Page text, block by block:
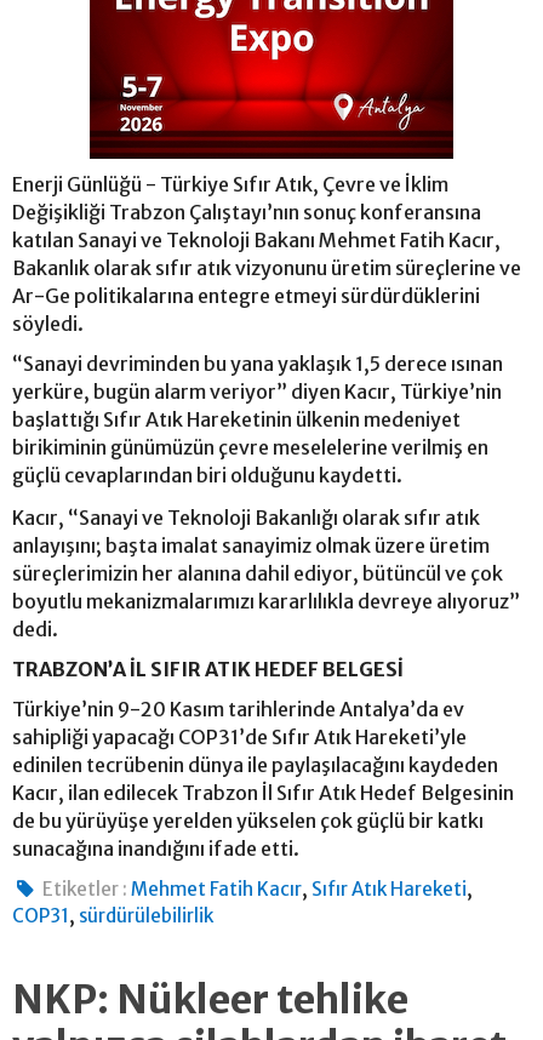
Enerji Günlüğü - Türkiye Sıfır Atık, Çevre ve İklim
Değişikliği Trabzon Çalıştayı’nın sonuç konferansına
katılan Sanayi ve Teknoloji Bakanı Mehmet Fatih Kacır,
Bakanlık olarak sıfır atık vizyonunu üretim süreçlerine ve
Ar-Ge politikalarına entegre etmeyi sürdürdüklerini
söyledi.
“Sanayi devriminden bu yana yaklaşık 1,5 derece ısınan
yerküre, bugün alarm veriyor” diyen Kacır, Türkiye’nin
başlattığı Sıfır Atık Hareketinin ülkenin medeniyet
birikiminin günümüzün çevre meselelerine verilmiş en
güçlü cevaplarından biri olduğunu kaydetti.
Kacır, “Sanayi ve Teknoloji Bakanlığı olarak sıfır atık
anlayışını; başta imalat sanayimiz olmak üzere üretim
süreçlerimizin her alanına dahil ediyor, bütüncül ve çok
boyutlu mekanizmalarımızı kararlılıkla devreye alıyoruz”
dedi.
TRABZON’A İL SIFIR ATIK HEDEF BELGESİ
Türkiye’nin 9-20 Kasım tarihlerinde Antalya’da ev
sahipliği yapacağı COP31’de Sıfır Atık Hareketi’yle
edinilen tecrübenin dünya ile paylaşılacağını kaydeden
Kacır, ilan edilecek Trabzon İl Sıfır Atık Hedef Belgesinin
de bu yürüyüşe yerelden yükselen çok güçlü bir katkı
sunacağına inandığını ifade etti.
Etiketler : Mehmet Fatih Kacır, Sıfır Atık Hareketi,
COP31, sürdürülebilirlik
NKP: Nükleer tehlike